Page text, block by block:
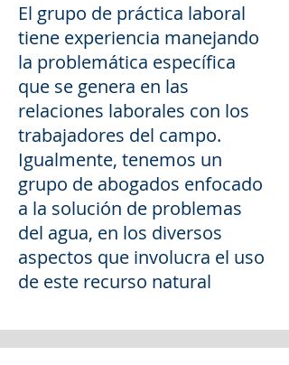
El grupo de práctica laboral
tiene experiencia manejando
la problemática específica
que se genera en las
relaciones laborales con los
trabajadores del campo.
Igualmente, tenemos un
grupo de abogados enfocado
a la solución de problemas
del agua, en los diversos
aspectos que involucra el uso
de este recurso natural